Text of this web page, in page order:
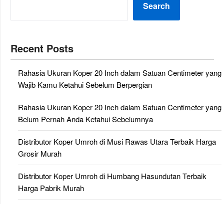
Search
Recent Posts
Rahasia Ukuran Koper 20 Inch dalam Satuan Centimeter yang
Wajib Kamu Ketahui Sebelum Berpergian
Rahasia Ukuran Koper 20 Inch dalam Satuan Centimeter yang
Belum Pernah Anda Ketahui Sebelumnya
Distributor Koper Umroh di Musi Rawas Utara Terbaik Harga
Grosir Murah
Distributor Koper Umroh di Humbang Hasundutan Terbaik
Harga Pabrik Murah